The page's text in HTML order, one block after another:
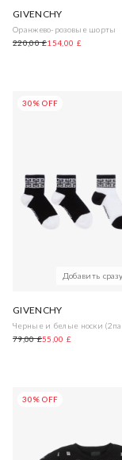
GIVENCHY
Оранжево-розовые шорты
220,00 £154,00 £
30% OFF
Добавить сразу
GIVENCHY
Черные и белые носки
79,00 £55,00 £
30% OFF